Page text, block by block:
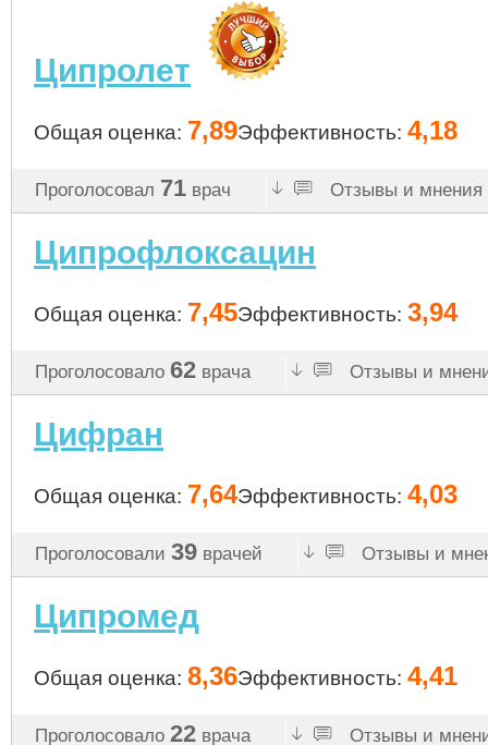
Ципролет
Общая оценка: 7,89Эффективность: 4,18
Проголосовал 71 врач Отзывы и мнения
Ципрофлоксацин
Общая оценка: 7,45Эффективность: 3,94
Проголосовало 62 врача Отзывы и
Цифран
Общая оценка: 7,64Эффективность: 4,03
Проголосовали 39 врачей Отзывы и
Ципромед
Общая оценка: 8,36Эффективность: 4,41
Проголосовало 22 врача Отзывы и